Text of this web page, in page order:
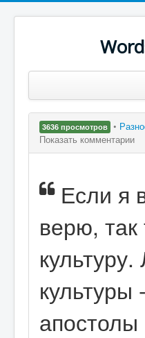
Популярные
Поиск
3636 просмотров •
Показать комментарии
Если я
верю, так
культуры
апостолы